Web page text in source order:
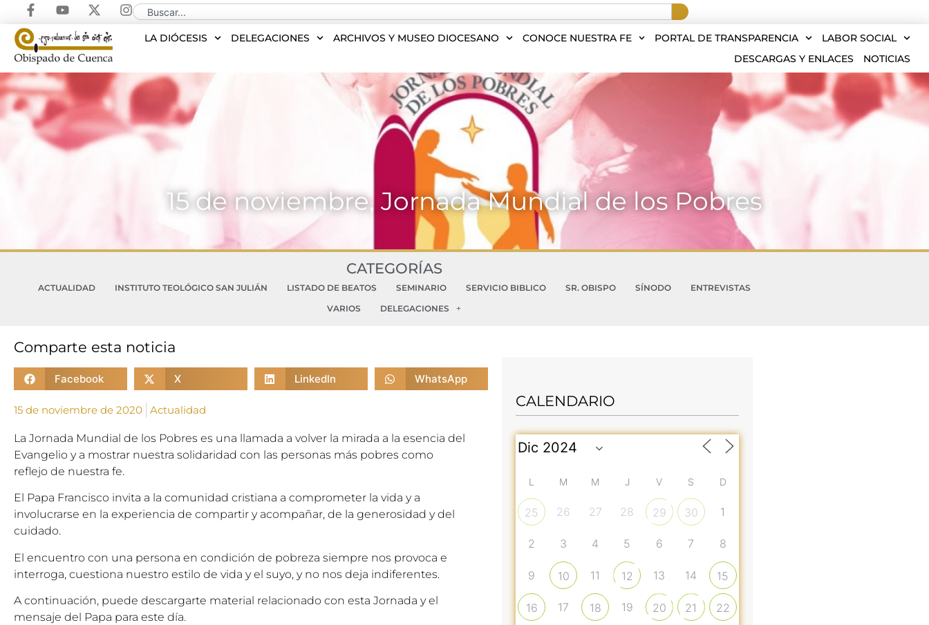
LA DIÓCESIS DELEGACIONES ARCHIVOS Y MUSEO DIOCESANO CONOCE NUESTRA FE PORTAL DE TRANSPARENCIA
LABOR SOCIAL
DESCARGAS Y ENLACES
NOTICIAS
15 de noviembre, Jornada Mundial de los Pobres
CATEGORÍAS
ACTUALIDAD INSTITUTO TEOLÓGICO SAN JULIÁN LISTADO DE BEATOS SEMINARIO SERVICIO BIBLICO SR. OBISPO SÍNODO
ENTREVISTAS
VARIOS
DELEGACIONES
Comparte esta noticia
Facebook X LinkedIn WhatsApp
15 de noviembre de 2020 Actualidad
La Jornada Mundial de los Pobres es una llamada a volver la mirada a la esencia del
Evangelio y a mostrar nuestra solidaridad con las personas más pobres como
reflejo de nuestra fe.
El Papa Francisco invita a la comunidad cristiana a comprometer la vida y a
involucrarse en la experiencia de compartir y acompañar, de la generosidad y del
cuidado.
El encuentro con una persona en condición de pobreza siempre nos provoca e
interroga, cuestiona nuestro estilo de vida y el suyo, y no nos deja indiferentes.
A continuación, puede descargarte material relacionado con esta Jornada y el
mensaje del Papa para este día.
CALENDARIO
L M M J V S D
25 26 27 28 29 30 1
2 3 4 5 6 7 8
9 10 11 12 13 14 15
16 17 18 19 20 21 22